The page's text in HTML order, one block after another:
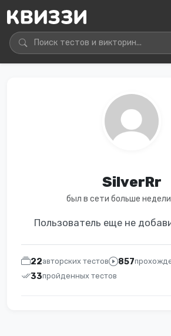
SilverRr
был в сети больше
Пользователь еще не
22авторских тестов 857
33пройденных тестов